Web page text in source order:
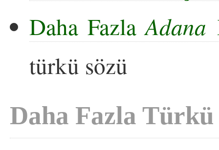
Daha FazlaAdana
türkü sözü
Daha Fazla Türkü